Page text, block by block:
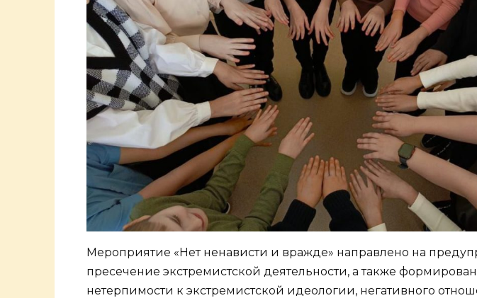
Мероприятие «Нет ненависти и вражде» направлено на
пресечение экстремистской деятельности, а также
нетерпимости к экстремистской идеологии, негативного